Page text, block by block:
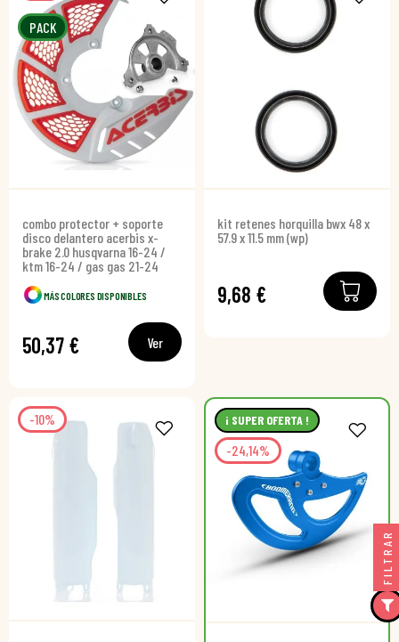
PACK
combo protector + soporte
disco delantero acerbis x-
brake 2.0 husqvarna 16-24 /
ktm 16-24 / gas gas 21-24
MÁS COLORES DISPONIBLES
50,37 € Ver
kit retenes horquilla bwx 48 x
57.9 x 11.5 mm (wp)
9,68 €
-10% ¡ SUPER OFERTA !
-24,14%
FILTRAR